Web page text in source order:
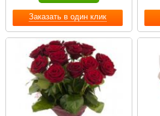
Заказать в один клик